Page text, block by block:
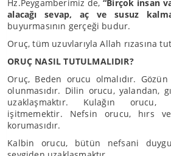
Hz.Peygamberimiz de,“Birçok insan
alacağı sevap, aç ve susuz
buyurmasının gerçeği budur.
Oruç, tüm uzuvlarıyla Allah rızasına
ORUÇ NASIL TUTULMALIDIR?
Oruç, Beden orucu olmalıdır.
olunmasıdır. Dilin orucu, yalandan,
uzaklaşmaktır. Kulağın orucu,
işitmemektir. Nefsin orucu, hırs
korumasıdır.
Kalbin orucu, bütün nefsani